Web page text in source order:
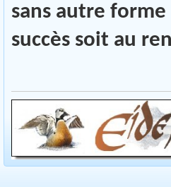
sans autre
succès soit au